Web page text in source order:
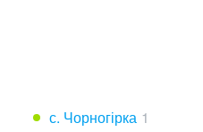
с. Чорногірка 1